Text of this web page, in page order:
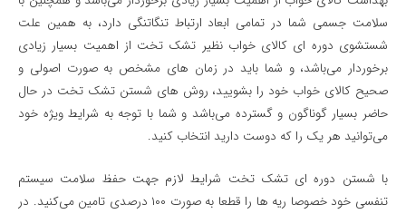
سلامت جسمی شما در تمامی ابعاد ارتباط تنگاتنگی دارد، به همین علت
شستشوی دوره ای کالای خواب نظیر تشک تخت از اهمیت بسیار زیادی
برخوردار می‌‌باشد، و شما باید در زمان های مشخص به صورت اصولی و
صحیح کالای خواب خود را بشویید، روش های شستن تشک تخت در حال
حاضر بسیار گوناگون و گسترده می‌باشد و شما با توجه به شرایط ویژه خود
می‌توانید هر یک را که دوست دارید انتخاب کنید.
با شستن دوره ای تشک تخت شرایط لازم جهت حفظ سلامت سیستم
تنفسی خود خصوصا ریه ها را قطعا به صورت ۱۰۰ درصدی تامین می‌کنید. در